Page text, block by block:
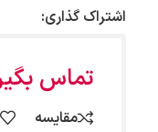
اشتراک گذاری:
تماس
مقایسه